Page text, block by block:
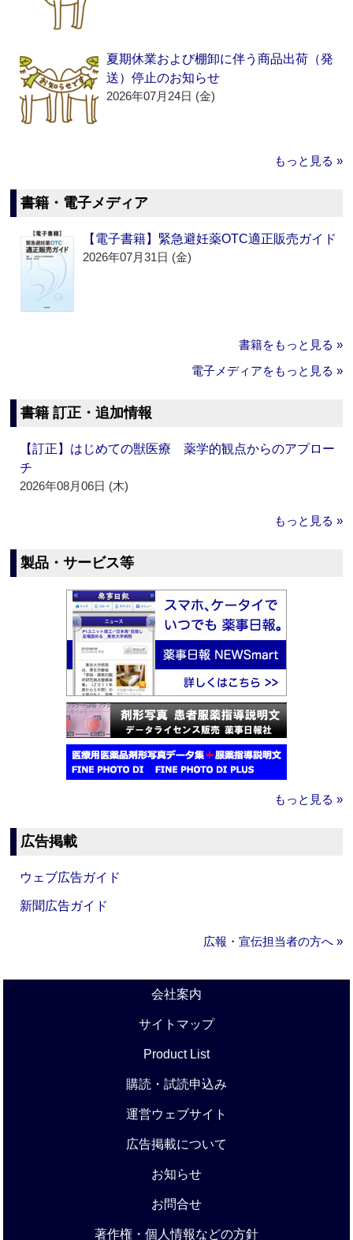
夏期休業および棚卸に伴う商品出荷（発
送）停止のお知らせ
2026年07月24日 (金)
もっと見る »
書籍・電子メディア
【電子書籍】緊急避妊薬OTC適正販売ガイド
2026年07月31日 (金)
書籍をもっと見る »
電子メディアをもっと見る »
書籍 訂正・追加情報
【訂正】はじめての獣医療 薬学的観点からのアプロー
チ
2026年08月06日 (木)
もっと見る »
製品・サービス等
もっと見る »
広告掲載
ウェブ広告ガイド
新聞広告ガイド
広報・宣伝担当者の方へ »
会社案内
サイトマップ
Product List
購読・試読申込み
運営ウェブサイト
広告掲載について
お知らせ
お問合せ
著作権・個人情報などの方針